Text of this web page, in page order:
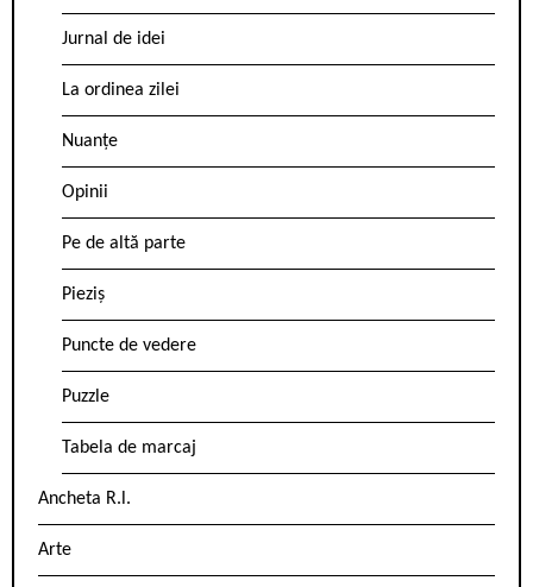
Jurnal de idei
La ordinea zilei
Nuanțe
Opinii
Pe de altă parte
Pieziș
Puncte de vedere
Puzzle
Tabela de marcaj
Ancheta R.l.
Arte